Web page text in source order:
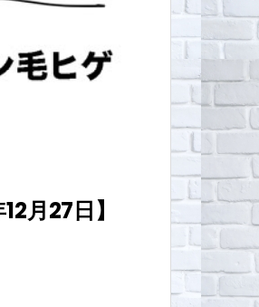
月27日】